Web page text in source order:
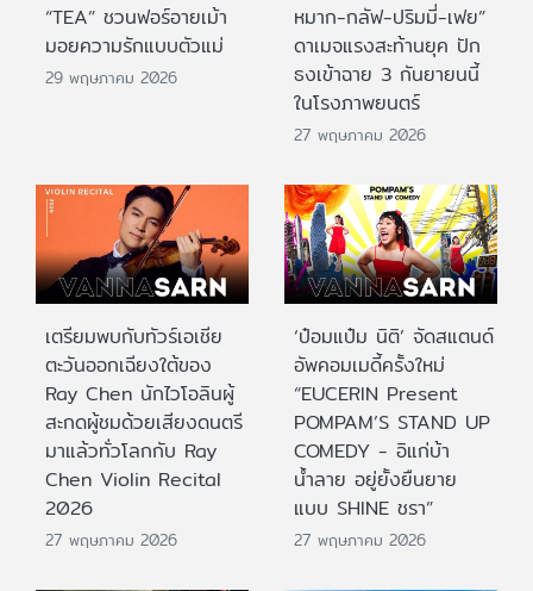
“TEA” ชวนฟอร์อายเม้า
มอยความรักแบบตัวแม่
29 พฤษภาคม 2026
หมาก-กลัฟ-ปริมมี่-เฟย”
ดาเมจแรงสะท้านยุค ปัก
ธงเข้าฉาย 3 กันยายนนี้
ในโรงภาพยนตร์
27 พฤษภาคม 2026
เตรียมพบกับทัวร์เอเชีย
ตะวันออกเฉียงใต้ของ
Ray Chen นักไวโอลินผู้
สะกดผู้ชมด้วยเสียงดนตรี
มาแล้วทั่วโลกกับ Ray
Chen Violin Recital
2026
27 พฤษภาคม 2026
‘ป๋อมแป๋ม นิติ’ จัดสแตนด์
อัพคอมเมดี้ครั้งใหม่
“EUCERIN Present
POMPAM’S STAND UP
COMEDY - อิแก่บ้า
น้ำลาย อยู่ยั้งยืนยาย
แบบ SHINE ชรา”
27 พฤษภาคม 2026